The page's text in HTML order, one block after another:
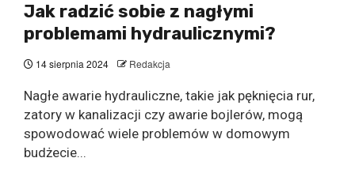
Jak radzić sobie z nagłymi
problemami hydraulicznymi?
14 sierpnia 2024 Redakcja
Nagłe awarie hydrauliczne, takie jak pęknięcia rur,
zatory w kanalizacji czy awarie bojlerów, mogą
spowodować wiele problemów w domowym
budżecie...